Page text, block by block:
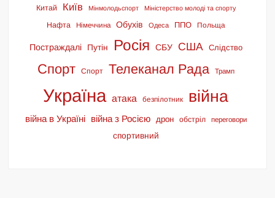
Китай Київ Мінмолодьспорт Міністерство молоді та спорту
Нафта Німеччина Обухів Одеса ППО Польща
Постраждалі Путін Росія СБУ США Слідство
Спорт Спорт Телеканал Рада Трамп
Україна атака безпілотник війна
війна в Україні війна з Росією дрон обстріл переговори
спортивний